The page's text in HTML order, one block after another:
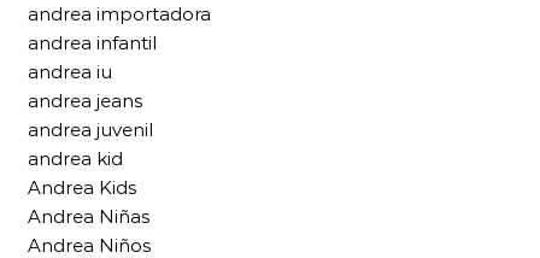
andrea importadora
andrea infantil
andrea iu
andrea jeans
andrea juvenil
andrea kid
Andrea Kids
Andrea Niñas
Andrea Niños